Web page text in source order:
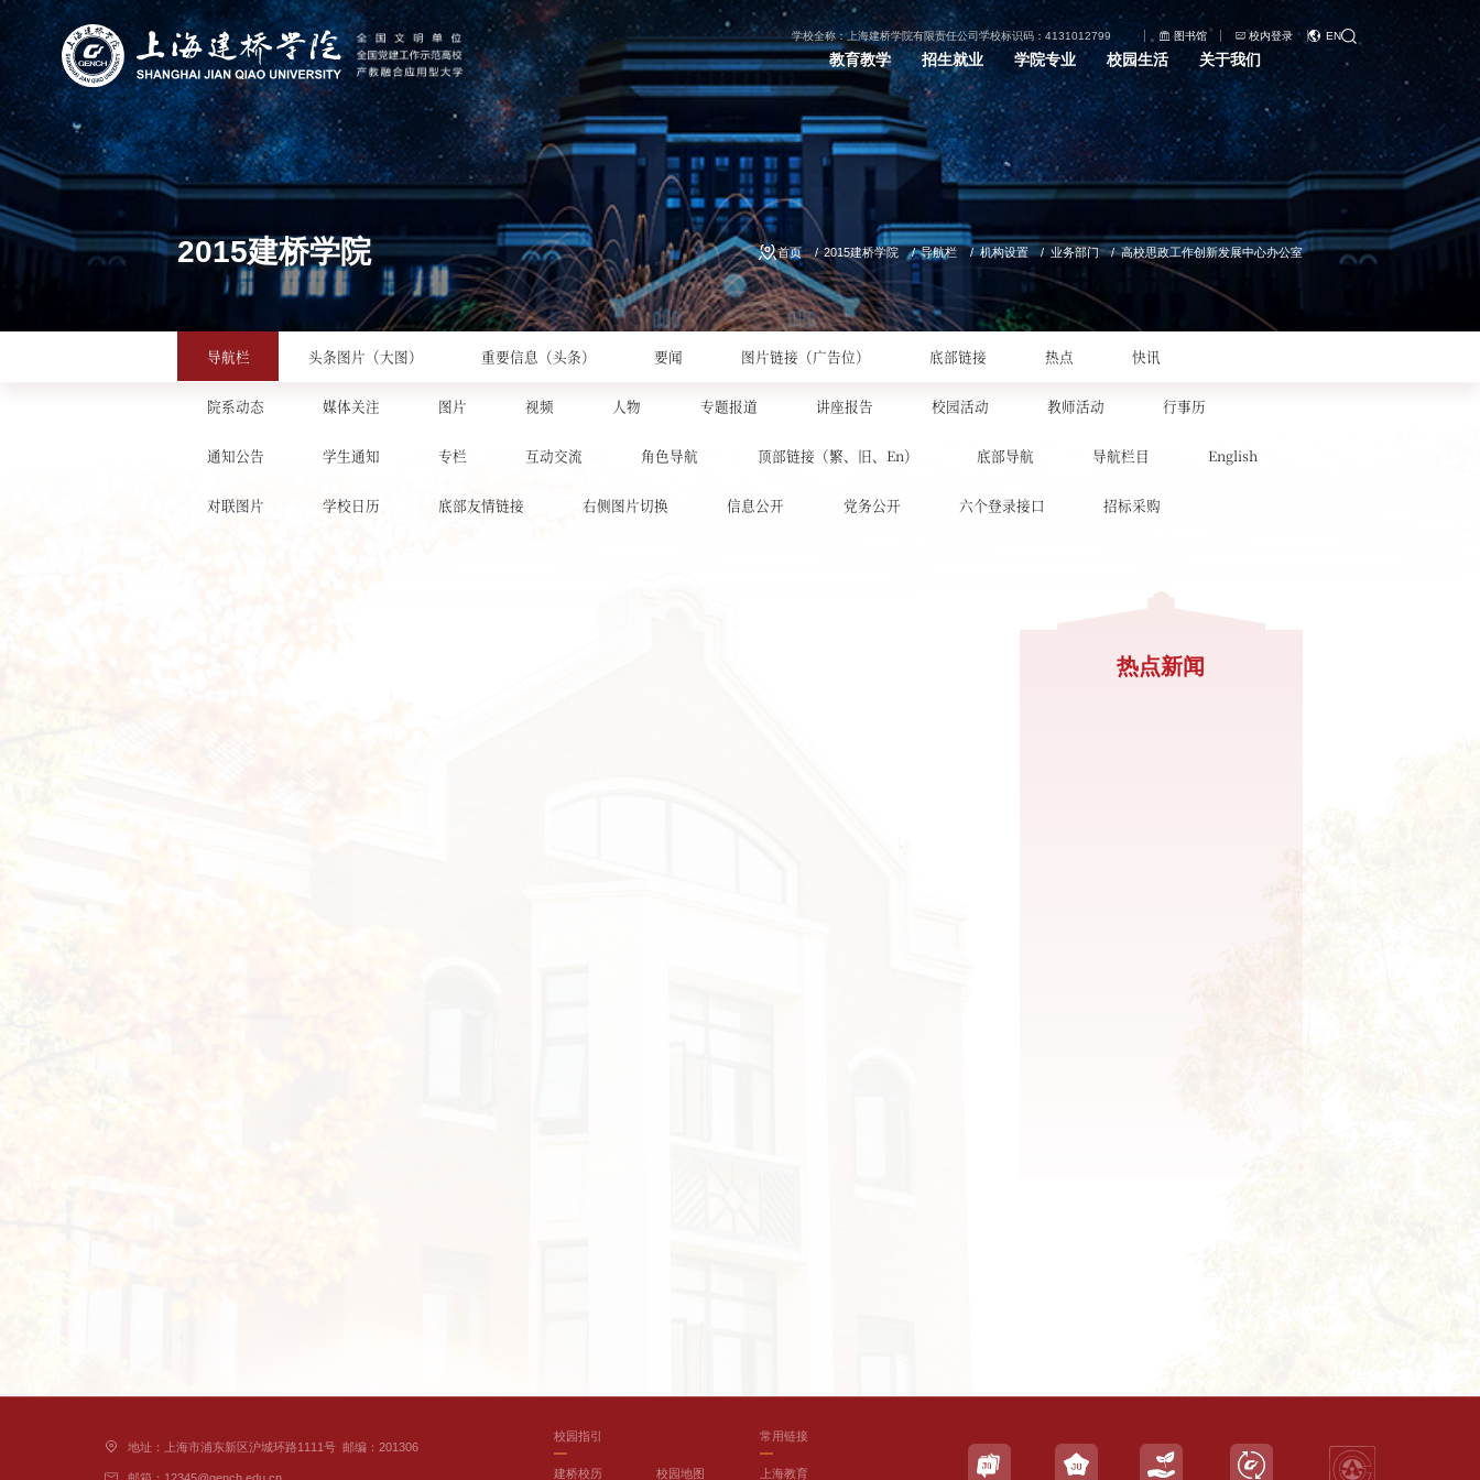
学校全称：上海建桥学院有限责任公司学校标识码：4131012799 图书馆 校内登录 EN
教育教学 招生就业 学院专业 校园生活 关于我们
2015建桥学院 首页 2015建桥学院 导航栏 机构设置 业务部门 高校思政工作创新发展中心办公室
导航栏 头条图片（大图） 重要信息（头条） 要闻 图片链接（广告位） 底部链接 热点 快讯
院系动态 媒体关注 图片 视频 人物 专题报道 讲座报告 校园活动 教师活动 行事历
通知公告 学生通知 专栏 互动交流 角色导航 顶部链接（繁、旧、En） 底部导航 导航栏目 English
对联图片 学校日历 底部友情链接 右侧图片切换 信息公开 党务公开 六个登录接口 招标采购
热点新闻
地址：上海市浦东新区沪城环路1111号 邮编：201306
校园指引
建桥校历 校园地图
常用链接
上海教育